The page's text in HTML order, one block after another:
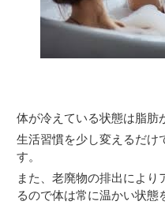
体が冷えている状態は脂肪
生活習慣を少し変えるだけ
す。
また、老廃物の排出により
るので体は常に温かい状態